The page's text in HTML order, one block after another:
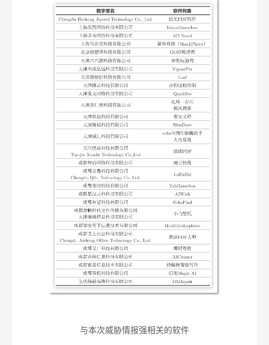
与本次威胁情报强相关的软件